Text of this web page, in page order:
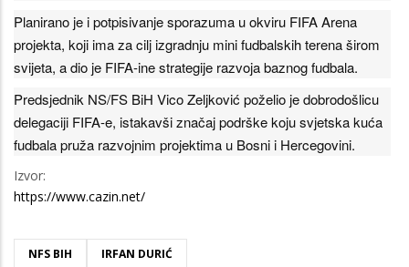
Planirano je i potpisivanje sporazuma u okviru FIFA Arena
projekta, koji ima za cilj izgradnju mini fudbalskih terena širom
svijeta, a dio je FIFA-ine strategije razvoja baznog fudbala.
Predsjednik NS/FS BiH Vico Zeljković poželio je dobrodošlicu
delegaciji FIFA-e, istakavši značaj podrške koju svjetska kuća
fudbala pruža razvojnim projektima u Bosni i Hercegovini.
Izvor:
https://www.cazin.net/
NFS BIH IRFAN DURIĆ